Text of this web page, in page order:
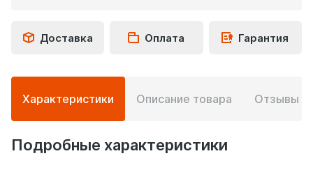
Доставка Оплата Гарантия
Подробная
информация
о
товаре
Характеристики Описание товара Отзывы
Подробные характеристики